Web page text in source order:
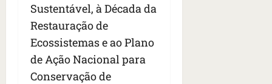
Sustentável, à Década da
Restauração de
Ecossistemas e ao Plano
de Ação Nacional para
Conservação de